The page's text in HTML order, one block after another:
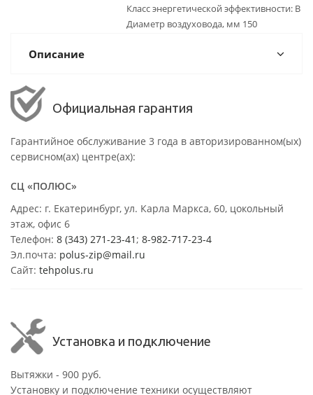
Класс энергетической эффективности: B
Диаметр воздуховода, мм 150
Описание
Официальная гарантия
Гарантийное обслуживание 3 года в авторизированном(ых)
сервисном(ах) центре(ах):
СЦ «ПОЛЮС»
Адрес: г. Екатеринбург, ул. Карла Маркса, 60, цокольный
этаж, офис 6
Телефон: 8 (343) 271-23-41 ; 8-982-717-23-4
Эл.почта: polus-zip@mail.ru
Сайт: tehpolus.ru
Установка и подключение
Вытяжки - 900 руб.
Установку и подключение техники осуществляют